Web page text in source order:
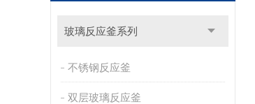
玻璃反应釜系列
不锈钢反应釜
双层玻璃反应釜